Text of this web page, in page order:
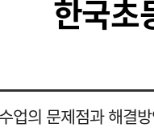
한국초
업의 문제점과 해결